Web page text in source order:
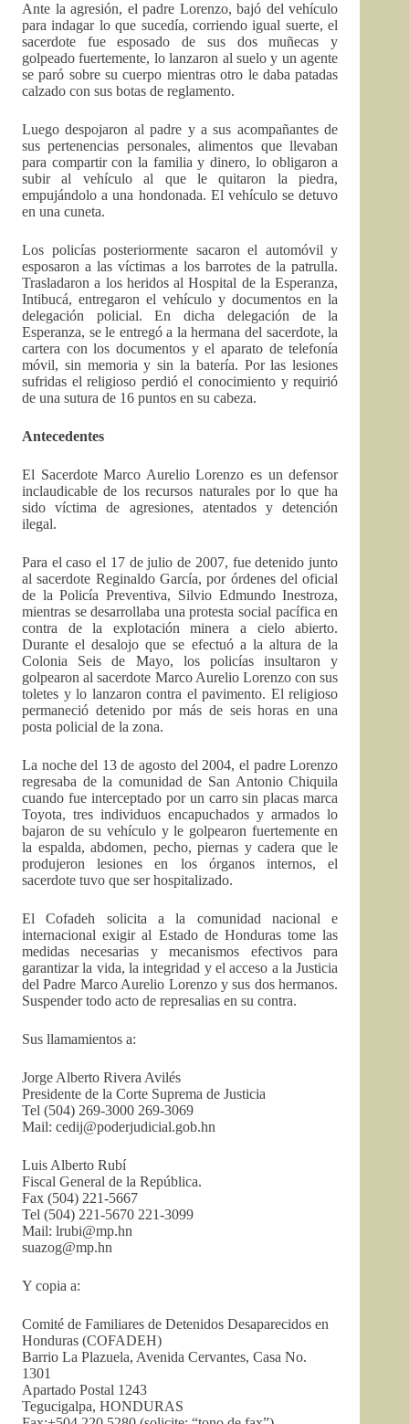
Ante la agresión, el padre Lorenzo, bajó del vehículo
para indagar lo que sucedía, corriendo igual suerte, el
sacerdote fue esposado de sus dos muñecas y
golpeado fuertemente, lo lanzaron al suelo y un agente
se paró sobre su cuerpo mientras otro le daba patadas
calzado con sus botas de reglamento.
Luego despojaron al padre y a sus acompañantes de
sus pertenencias personales, alimentos que llevaban
para compartir con la familia y dinero, lo obligaron a
subir al vehículo al que le quitaron la piedra,
empujándolo a una hondonada. El vehículo se detuvo
en una cuneta.
Los policías posteriormente sacaron el automóvil y
esposaron a las víctimas a los barrotes de la patrulla.
Trasladaron a los heridos al Hospital de la Esperanza,
Intibucá, entregaron el vehículo y documentos en la
delegación policial. En dicha delegación de la
Esperanza, se le entregó a la hermana del sacerdote, la
cartera con los documentos y el aparato de telefonía
móvil, sin memoria y sin la batería. Por las lesiones
sufridas el religioso perdió el conocimiento y requirió
de una sutura de 16 puntos en su cabeza.
Antecedentes
El Sacerdote Marco Aurelio Lorenzo es un defensor
inclaudicable de los recursos naturales por lo que ha
sido víctima de agresiones, atentados y detención
ilegal.
Para el caso el 17 de julio de 2007, fue detenido junto
al sacerdote Reginaldo García, por órdenes del oficial
de la Policía Preventiva, Silvio Edmundo Inestroza,
mientras se desarrollaba una protesta social pacífica en
contra de la explotación minera a cielo abierto.
Durante el desalojo que se efectuó a la altura de la
Colonia Seis de Mayo, los policías insultaron y
golpearon al sacerdote Marco Aurelio Lorenzo con sus
toletes y lo lanzaron contra el pavimento. El religioso
permaneció detenido por más de seis horas en una
posta policial de la zona.
La noche del 13 de agosto del 2004, el padre Lorenzo
regresaba de la comunidad de San Antonio Chiquila
cuando fue interceptado por un carro sin placas marca
Toyota, tres individuos encapuchados y armados lo
bajaron de su vehículo y le golpearon fuertemente en
la espalda, abdomen, pecho, piernas y cadera que le
produjeron lesiones en los órganos internos, el
sacerdote tuvo que ser hospitalizado.
El Cofadeh solicita a la comunidad nacional e
internacional exigir al Estado de Honduras tome las
medidas necesarias y mecanismos efectivos para
garantizar la vida, la integridad y el acceso a la Justicia
del Padre Marco Aurelio Lorenzo y sus dos hermanos.
Suspender todo acto de represalias en su contra.
Sus llamamientos a:
Jorge Alberto Rivera Avilés
Presidente de la Corte Suprema de Justicia
Tel (504) 269-3000 269-3069
Mail: cedij@poderjudicial.gob.hn
Luis Alberto Rubí
Fiscal General de la República.
Fax (504) 221-5667
Tel (504) 221-5670 221-3099
Mail: lrubi@mp.hn
suazog@mp.hn
Y copia a:
Comité de Familiares de Detenidos Desaparecidos en
Honduras (COFADEH)
Barrio La Plazuela, Avenida Cervantes, Casa No.
1301
Apartado Postal 1243
Tegucigalpa, HONDURAS